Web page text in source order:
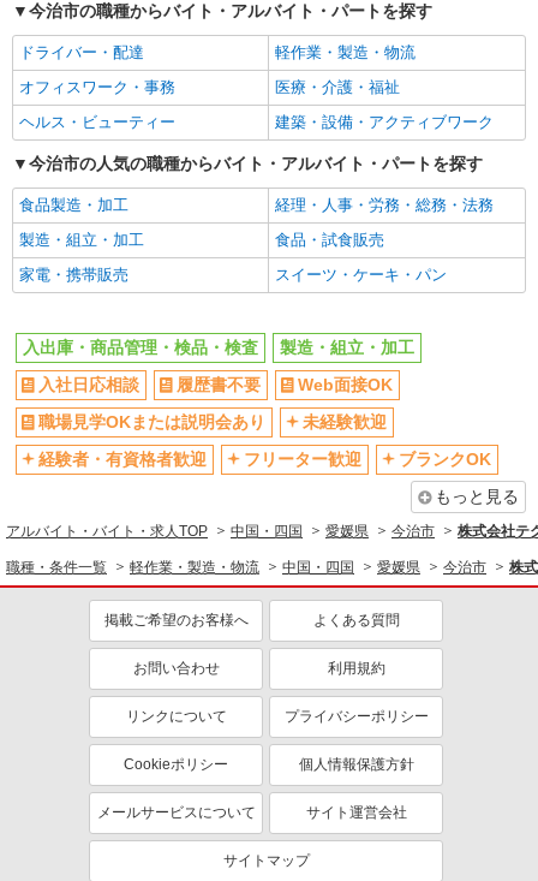
今治市の職種からバイト・アルバイト・パートを探す
ドライバー・配達
軽作業・製造・物流
オフィスワーク・事務
医療・介護・福祉
ヘルス・ビューティー
建築・設備・アクティブワーク
今治市の人気の職種からバイト・アルバイト・パートを探す
食品製造・加工
経理・人事・労務・総務・法務
製造・組立・加工
食品・試食販売
家電・携帯販売
スイーツ・ケーキ・パン
入出庫・商品管理・検品・検査
製造・組立・加工
入社日応相談
履歴書不要
Web面接OK
職場見学OKまたは説明会あり
未経験歓迎
経験者・有資格者歓迎
フリーター歓迎
ブランクOK
もっと見る
アルバイト・バイト・求人TOP 中国・四国 愛媛県 今治市 株式会社テ
職種・条件一覧 軽作業・製造・物流 中国・四国 愛媛県 今治市 株
掲載ご希望のお客様へ よくある質問
お問い合わせ 利用規約
リンクについて プライバシーポリシー
Cookieポリシー 個人情報保護方針
メールサービスについて サイト運営会社
サイトマップ